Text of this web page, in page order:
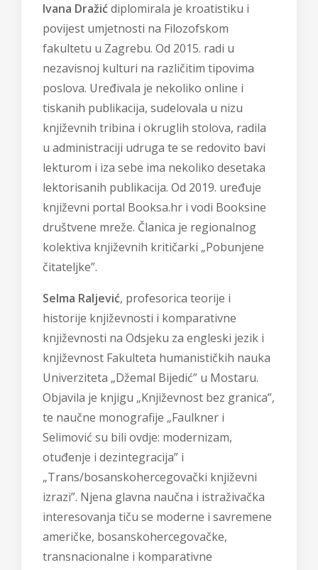
Ivana Dražićdiplomirala je kroatistiku i
povijest umjetnosti na Filozofskom
fakultetu u Zagrebu. Od 2015. radi u
nezavisnoj kulturi na različitim tipovima
poslova. Uređivala je nekoliko online i
tiskanih publikacija, sudelovala u nizu
književnih tribina i okruglih stolova, radila
u administraciji udruga te se redovito bavi
lekturom i iza sebe ima nekoliko desetaka
lektorisanih publikacija. Od 2019. uređuje
književni portal Booksa.hr i vodi Booksine
društvene mreže. Članica je regionalnog
kolektiva književnih kritičarki „Pobunjene
čitateljke”.
Selma Raljević, profesorica teorije i
historije književnosti i komparativne
književnosti na Odsjeku za engleski jezik i
književnost Fakulteta humanističkih nauka
Univerziteta „Džemal Bijedić” u Mostaru.
Objavila je knjigu „Književnost bez granica”,
te naučne monografije „Faulkner i
Selimović su bili ovdje: modernizam,
otuđenje i dezintegracija” i
„Trans/bosanskohercegovački književni
izrazi”. Njena glavna naučna i istraživačka
interesovanja tiču se moderne i savremene
američke, bosanskohercegovačke,
transnacionalne i komparativne